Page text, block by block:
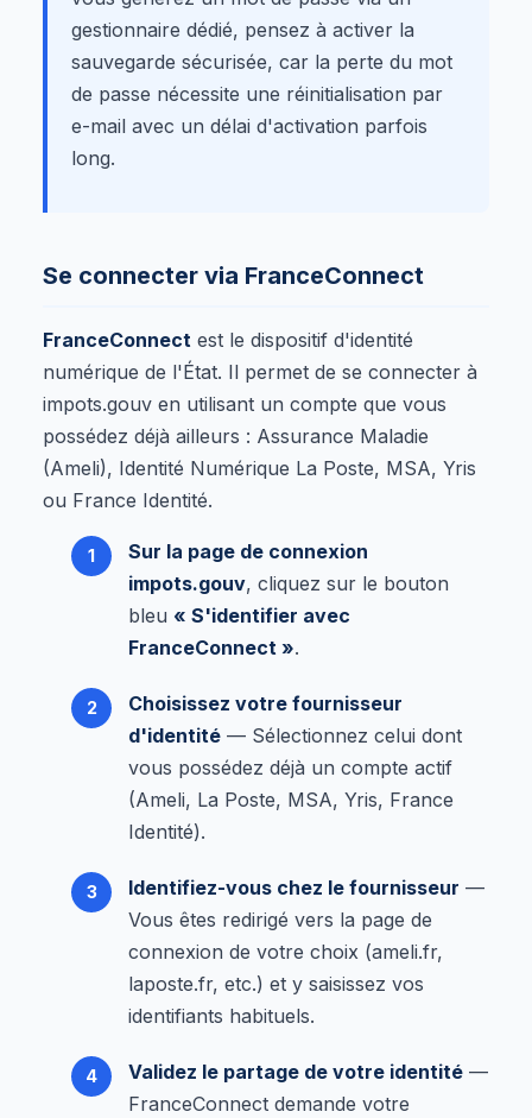
gestionnaire dédié, pensez à activer la
sauvegarde sécurisée, car la perte du mot
de passe nécessite une réinitialisation par
e-mail avec un délai d'activation parfois
long.
Se connecter via FranceConnect
FranceConnect est le dispositif d'identité
numérique de l'État. Il permet de se connecter à
impots.gouv en utilisant un compte que vous
possédez déjà ailleurs : Assurance Maladie
(Ameli), Identité Numérique La Poste, MSA, Yris
ou France Identité.
Sur la page de connexion
impots.gouv, cliquez sur le bouton
bleu « S'identifier avec
FranceConnect ».
Choisissez votre fournisseur
d'identité — Sélectionnez celui dont
vous possédez déjà un compte actif
(Ameli, La Poste, MSA, Yris, France
Identité).
Identifiez-vous chez le fournisseur —
Vous êtes redirigé vers la page de
connexion de votre choix (ameli.fr,
laposte.fr, etc.) et y saisissez vos
identifiants habituels.
Validez le partage de votre identité —
FranceConnect demande votre